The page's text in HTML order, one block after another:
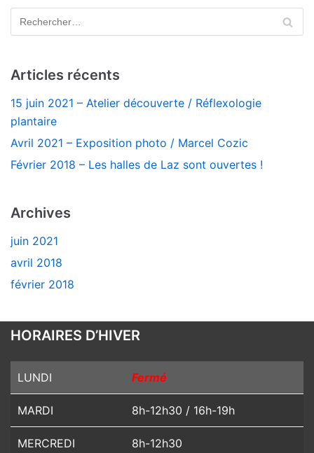
Articles récents
15 juin 2021 – Atelier découverte / Réflexologie
plantaire
Avril 2021 – Exposition photo / Marcel Cozic
Février 2018 – Les halles de Laz sont ouvertes !
Archives
juin 2021
avril 2018
février 2018
HORAIRES D’HIVER
LUNDI Fermé
MARDI 8h-12h30 / 16h-19h
MERCREDI 8h-12h30